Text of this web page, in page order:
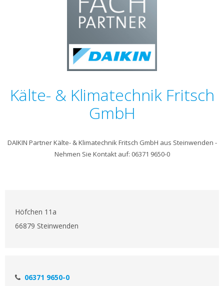
Kälte- & Klimatechnik Fritsch
GmbH
DAIKIN Partner Kälte- & Klimatechnik Fritsch GmbH aus Steinwenden -
Nehmen Sie Kontakt auf: 06371 9650-0
Höfchen 11a
66879 Steinwenden
06371 9650-0